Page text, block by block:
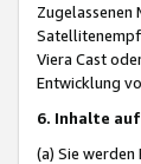
Zugelassenen
Viera Cast
Entwicklung
6. Inhalte
(a) Sie